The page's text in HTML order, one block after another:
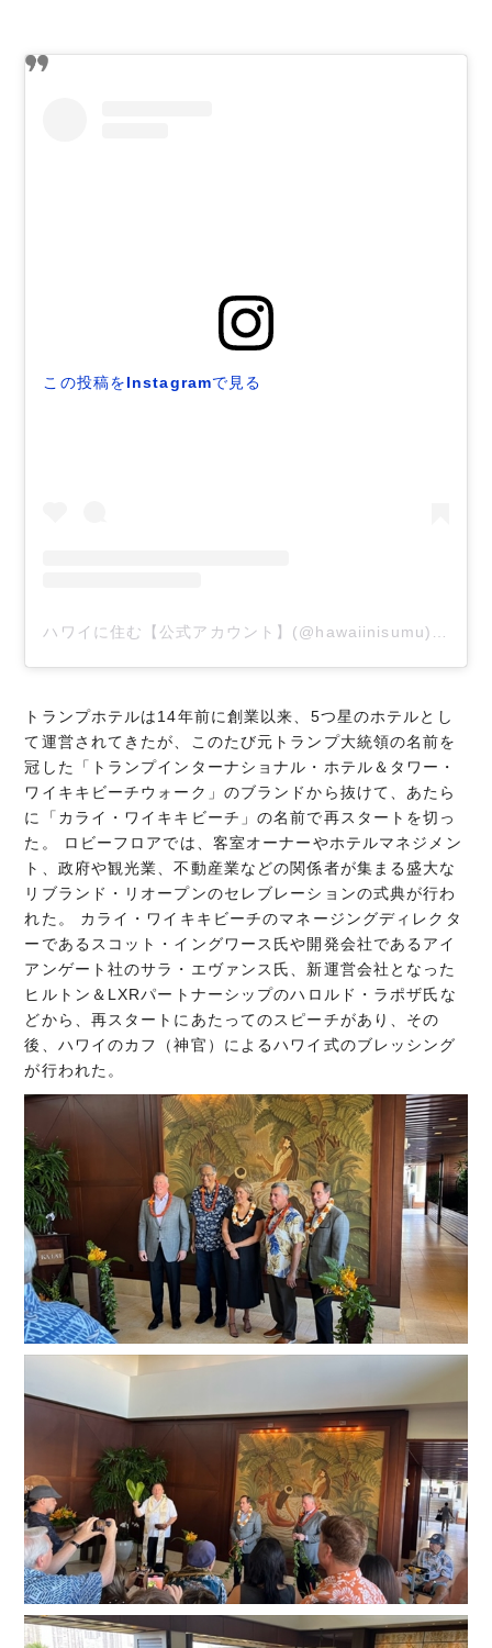
この投稿をInstagramで見る
トランプホテルは14年前に創業以来、5つ星のホテルとし
て運営されてきたが、このたび元トランプ大統領の名前を
冠した「トランプインターナショナル・ホテル＆タワー・
ワイキキビーチウォーク」のブランドから抜けて、あたら
に「カライ・ワイキキビーチ」の名前で再スタートを切っ
た。 ロビーフロアでは、客室オーナーやホテルマネジメン
ト、政府や観光業、不動産業などの関係者が集まる盛大な
リブランド・リオープンのセレブレーションの式典が行わ
れた。 カライ・ワイキキビーチのマネージングディレクタ
ーであるスコット・イングワース氏や開発会社であるアイ
アンゲート社のサラ・エヴァンス氏、新運営会社となった
ヒルトン＆LXRパートナーシップのハロルド・ラポザ氏な
どから、再スタートにあたってのスピーチがあり、その
後、ハワイのカフ（神官）によるハワイ式のブレッシング
が行われた。